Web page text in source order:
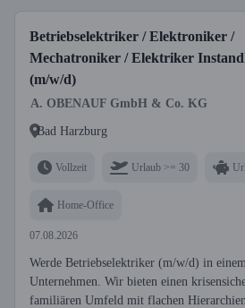
Betriebselektriker / Elektroniker /
Mechatroniker / Elektriker
(m/w/d)
A. OBENAUF GmbH & Co. KG
Bad Harzburg
Vollzeit Urlaub >= 30
Home-Office
07.08.2026
Werde Betriebselektriker (m/w/d) in
Unternehmen. Wir bieten einen
familiären Umfeld mit flachen